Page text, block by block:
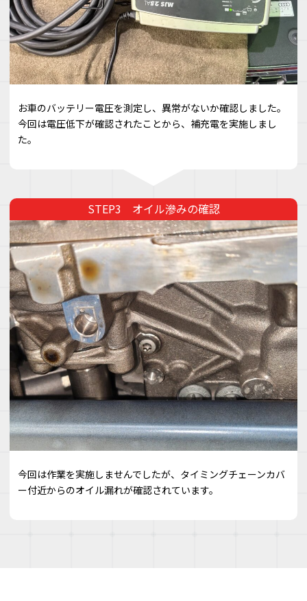
お車のバッテリー電圧を測定し、異常がないか確認しました。
今回は電圧低下が確認されたことから、補充電を実施しまし
た。
オイル滲みの確認
今回は作業を実施しませんでしたが、タイミングチェーンカバ
ー付近からのオイル漏れが確認されています。